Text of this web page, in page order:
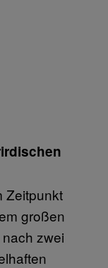
Zeitpunkt
großen
zwei